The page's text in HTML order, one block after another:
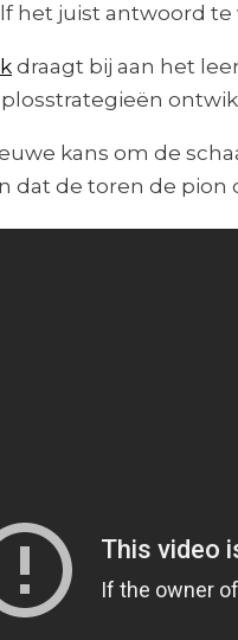
het juist antwoord
draagt bij aan het
kans om de
dat de toren de pion